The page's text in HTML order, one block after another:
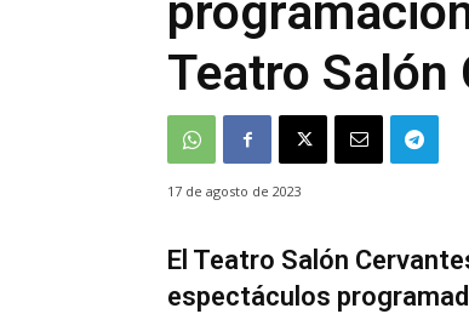
Teatro Salón
17 de agosto de 2023
El Teatro Salón
espectáculos